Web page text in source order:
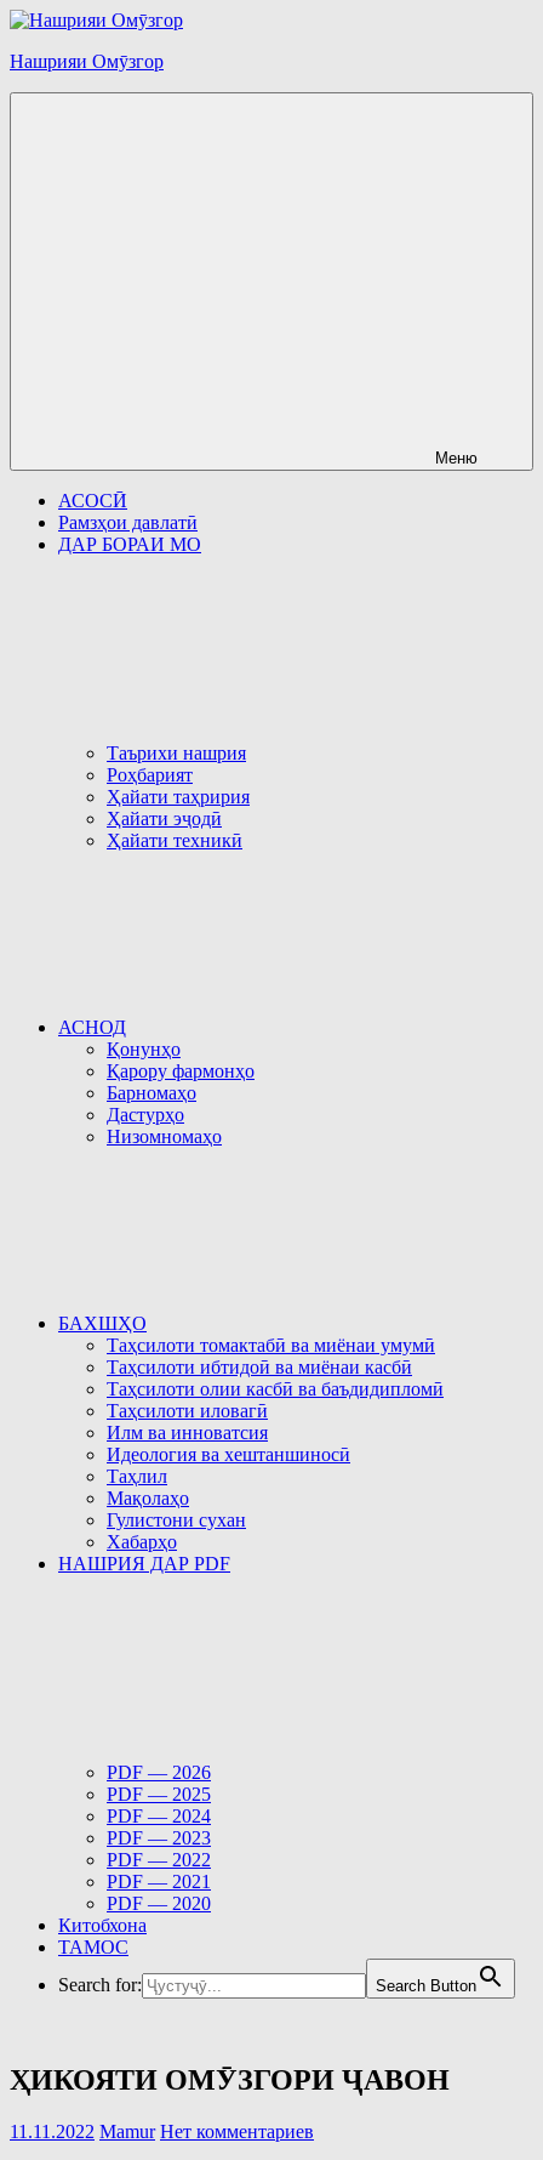
Перейти
содержимому
Нашрияи Омӯзгор
Меню
АСОСӢ
Рамзҳои давлатӣ
ДАР БОРАИ МО
Таърихи нашрия
Роҳбарият
Ҳайати таҳририя
Ҳайати эҷодӣ
Ҳайати техникӣ
АСНОД
Қонунҳо
Қарору фармонҳо
Барномаҳо
Дастурҳо
Низомномаҳо
БАХШҲО
Таҳсилоти томактабӣ ва миёнаи умумӣ
Таҳсилоти ибтидоӣ ва миёнаи касбӣ
Таҳсилоти олии касбӣ ва баъдидипломӣ
Таҳсилоти иловагӣ
Илм ва инноватсия
Идеология ва хештаншиносӣ
Таҳлил
Мақолаҳо
Гулистони сухан
Хабарҳо
НАШРИЯ ДАР PDF
PDF — 2026
PDF — 2025
PDF — 2024
PDF — 2023
PDF — 2022
PDF — 2021
PDF — 2020
Китобхона
ТАМОС
Search for:
Search Button
ҲИКОЯТИ ОМӮЗГОРИ ҶАВОН
11.11.2022 Mamur Нет комментариев